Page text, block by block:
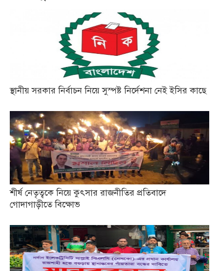
স্থানীয় সরকার নির্বাচন নিয়ে সুস্পষ্ট নির্দেশনা নেই ইসির কাছে
শীর্ষ নেতৃত্বকে নিয়ে কুৎসার রাজনীতির প্রতিবাদে
গোদাগাড়ীতে বিক্ষোভ